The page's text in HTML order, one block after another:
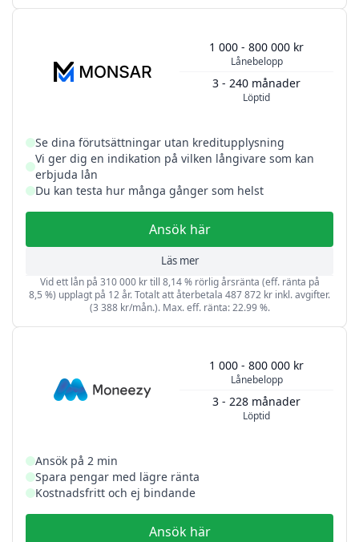
Lånebelopp
1 000 - 800 000 kr
Löptid
3 - 240 månader
Se dina förutsättningar utan kreditupplysning
Vi ger dig en indikation på vilken långivare som kan
erbjuda lån
Du kan testa hur många gånger som helst
Ansök här
Läs mer
Vid ett lån på 310 000 kr till 8,14 % rörlig årsränta (eff. ränta på
8,5 %) upplagt på 12 år. Totalt att återbetala 487 872 kr inkl. avgifter.
(3 388 kr/mån.). Max. eff. ränta: 22.99 %.
Lånebelopp
1 000 - 800 000 kr
Löptid
3 - 228 månader
Ansök på 2 min
Spara pengar med lägre ränta
Kostnadsfritt och ej bindande
Ansök här